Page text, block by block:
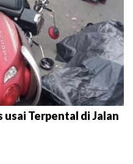
Terpental di Jalan